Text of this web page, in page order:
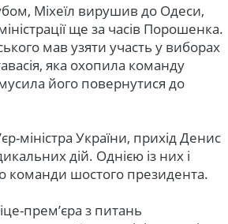
Міхеїл вирушив до Одеси,
ще за часів Порошенка.
мав узяти участь у виборах
яка охопила команду
його повернутися до
міністра України, прихід Денис
дій. Однією із них і
команди шостого президента.
прем’єра з питань